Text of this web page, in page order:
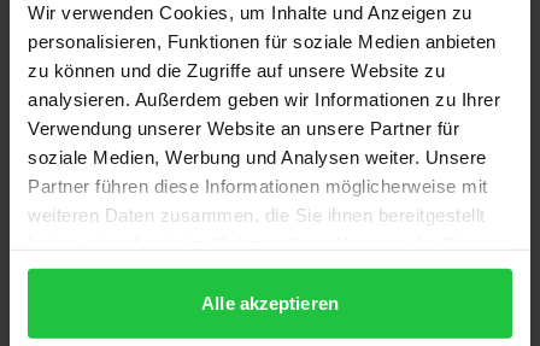
Wir verwenden Cookies, um Inhalte und Anzeigen zu
personalisieren, Funktionen für soziale Medien anbieten
zu können und die Zugriffe auf unsere Website zu
analysieren. Außerdem geben wir Informationen zu Ihrer
Verwendung unserer Website an unsere Partner für
soziale Medien, Werbung und Analysen weiter. Unsere
Partner führen diese Informationen möglicherweise mit
weiteren Daten zusammen, die Sie ihnen bereitgestellt
gesammelt haben.
Alle akzeptieren
Deutschland vorgelegt. Der Atlasband enthält
kommentierte Kartenserien zu 25 lautlichen und
morphologischen Variablen. Hierfür wurden neben
Aufnahmen aus einem Übersetzungstest
(Wenkersätze) auch spontansprachliche
Dialektaufnahmen aus niederdeutschen
Tischgesprächen berücksichtigt, die im Rahmen des
Verteilung der Dialektmerkmale stellt deren